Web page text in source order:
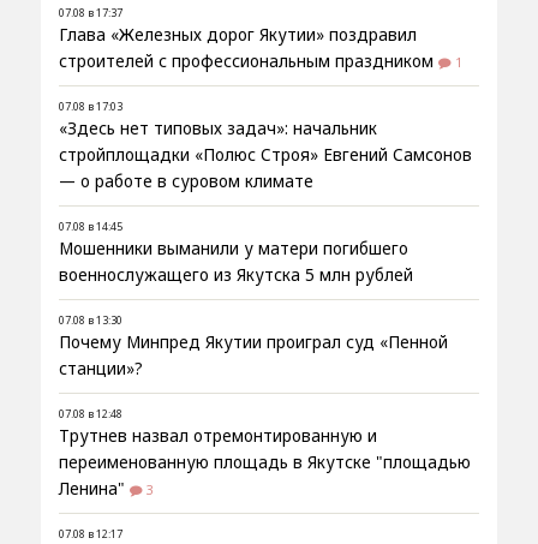
07.08 в 17:37
Глава «Железных дорог Якутии» поздравил
строителей с профессиональным праздником
1
07.08 в 17:03
«Здесь нет типовых задач»: начальник
стройплощадки «Полюс Строя» Евгений Самсонов
— о работе в суровом климате
07.08 в 14:45
Мошенники выманили у матери погибшего
военнослужащего из Якутска 5 млн рублей
07.08 в 13:30
Почему Минпред Якутии проиграл суд «Пенной
станции»?
07.08 в 12:48
Трутнев назвал отремонтированную и
переименованную площадь в Якутске "площадью
Ленина"
3
07.08 в 12:17